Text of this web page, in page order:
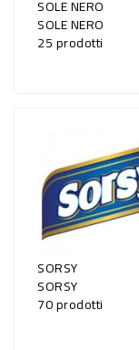
SOLE NERO
SOLE NERO
25 prodotti
SORSY
SORSY
70 prodotti